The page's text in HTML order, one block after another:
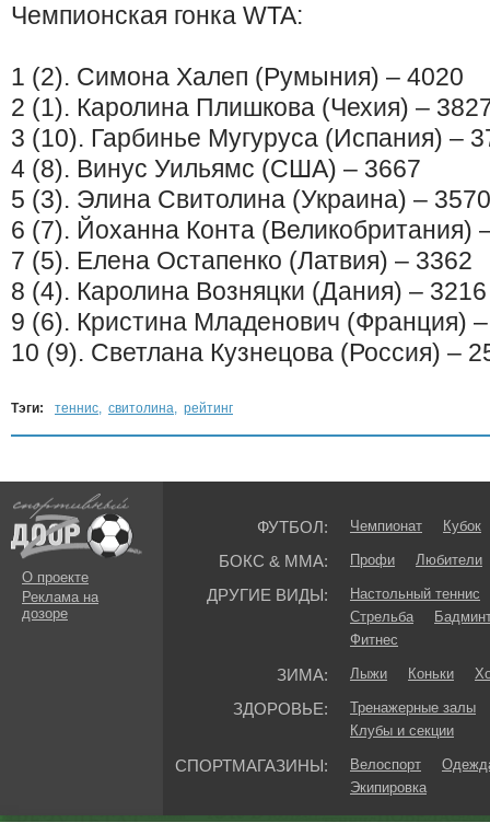
Чемпионская гонка WTA:
1 (2). Симона Халеп (Румыния) – 4020
2 (1). Каролина Плишкова (Чехия) –
3 (10). Гарбинье Мугуруса (Испания) –
4 (8). Винус Уильямс (США) – 3667
5 (3). Элина Свитолина (Украина) – 3570
6 (7). Йоханна Конта (Великобритания)
7 (5). Елена Остапенко (Латвия) – 3362
8 (4). Каролина Возняцки (Дания) – 3216
9 (6). Кристина Младенович (Франция)
10 (9). Светлана Кузнецова (Россия) –
Тэги: теннис, свитолина, рейтинг
О проекте
Реклама на
дозоре
ФУТБОЛ: Чемпионат Кубок
БОКС & ММА: Профи Любители
ДРУГИЕ ВИДЫ:
Настольный теннис
Стрельба
Фитнес
ЗИМА: Лыжи Коньки
ЗДОРОВЬЕ:
Тренажерные залы
Клубы и секции
СПОРТМАГАЗИНЫ: Велоспорт
Экипировка